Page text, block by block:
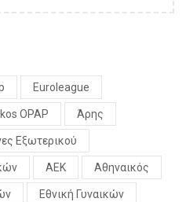
Euroleague
OPAP Άρης
Εξωτερικού
ΑΕΚ Αθηναικός
Εθνική Γυναικών